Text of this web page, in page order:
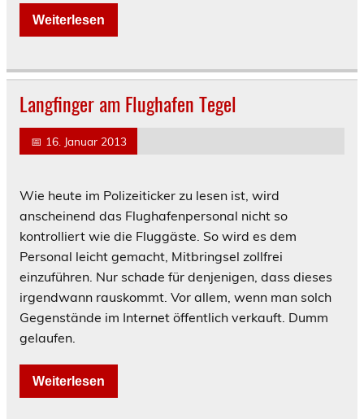
Weiterlesen
Langfinger am Flughafen Tegel
📅 16. Januar 2013
Wie heute im Polizeiticker zu lesen ist, wird
anscheinend das Flughafenpersonal nicht so
kontrolliert wie die Fluggäste. So wird es dem
Personal leicht gemacht, Mitbringsel zollfrei
einzuführen. Nur schade für denjenigen, dass dieses
irgendwann rauskommt. Vor allem, wenn man solch
Gegenstände im Internet öffentlich verkauft. Dumm
gelaufen.
Weiterlesen